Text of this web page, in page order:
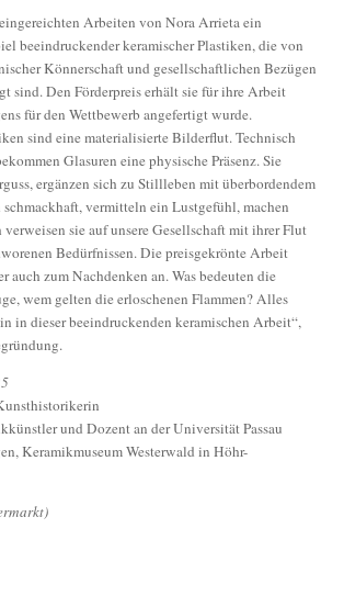
Arbeiten von Nora Arrieta ein
beeindruckender keramischer Plastiken, die von
Könnerschaft und gesellschaftlichen Bezügen
sind. Den Förderpreis erhält sie für ihre Arbeit
für den Wettbewerb angefertigt wurde.
sind eine materialisierte Bilderflut. Technisch
Glasuren eine physische Präsenz. Sie
ergänzen sich zu Stillleben mit überbordendem
vermitteln ein Lustgefühl, machen
sie auf unsere Gesellschaft mit ihrer Flut
Bedürfnissen. Die preisgekrönte Arbeit
auch zum Nachdenken an. Was bedeuten die
wem gelten die erloschenen Flammen? Alles
in dieser beeindruckenden keramischen Arbeit“,
und Dozent an der Universität Passau
Keramikmuseum Westerwald in Höhr-